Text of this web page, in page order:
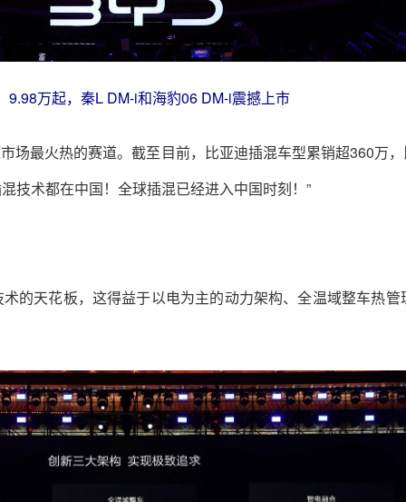
9.98万起，秦L DM-i和海豹06 DM-i震撼上市
场最火热的赛道。截至目前，比亚迪插混车型累销超360万
技术都在中国！全球插混已经进入中国时刻！”
的天花板，这得益于以电为主的动力架构、全温域整车热